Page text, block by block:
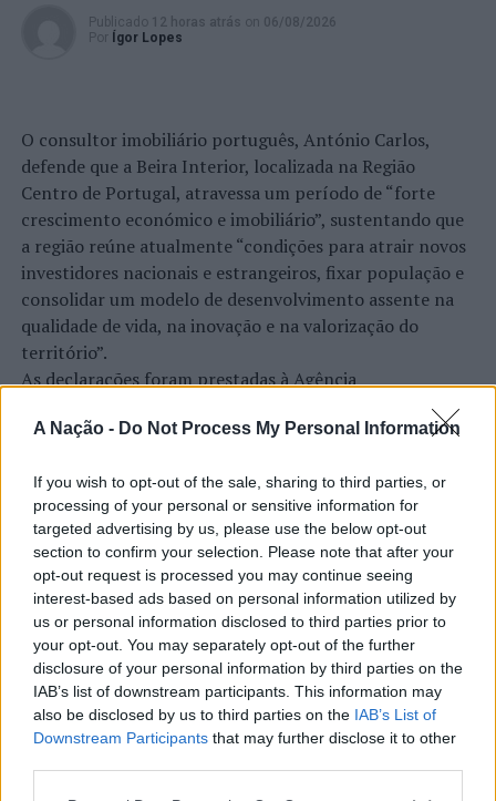
A Nação - Do Not Process My Personal Information
If you wish to opt-out of the sale, sharing to third parties, or
processing of your personal or sensitive information for
targeted advertising by us, please use the below opt-out
section to confirm your selection. Please note that after your
opt-out request is processed you may continue seeing
interest-based ads based on personal information utilized by
us or personal information disclosed to third parties prior to
your opt-out. You may separately opt-out of the further
disclosure of your personal information by third parties on the
IAB’s list of downstream participants. This information may
also be disclosed by us to third parties on the IAB’s List of
Downstream Participants that may further disclose it to other
Publicado 12 horas atrás on 06/08/2026
Por
Ígor Lopes
O consultor imobiliário português, António Carlos,
defende que a Beira Interior, localizada na Região
Centro de Portugal, atravessa um período de “forte
crescimento económico e imobiliário”, sustentando que
a região reúne atualmente “condições para atrair novos
investidores nacionais e estrangeiros, fixar população e
consolidar um modelo de desenvolvimento assente na
qualidade de vida, na inovação e na valorização do
território”.
As declarações foram prestadas à Agência
Incomparáveis no âmbito de mais uma edição da Feira de
São Tiago, que decorreu entre os dias 16 e 26 de julho,
certames populares de Portugal. Com origens medievais
e realizada anualmente na “Cidade Neve”, a feira conjuga
tradição, atividade económica, comércio, gastronomia,
animação cultural e divulgação empresarial,
constituindo um dos principais momentos de promoção
do município e da Beira Interior.
Para António Carlos, o crescimento alcançado ao longo
dos últimos anos representa o cumprimento dos
objetivos que traçou quando iniciou o seu percurso no
setor imobiliário. O empresário considera que o
reconhecimento conquistado resulta da proximidade
CONTINUAR A LER
ATUALIDADE
Rio de Janeiro: Governo do Estado
propõe parceria com a FUNCEX para
“reforçar inteligência sobre
comércio exterior”